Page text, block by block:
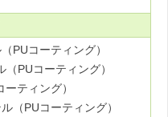
PUコーティング）
PUコーティング）
ティング）
（PUコーティング）